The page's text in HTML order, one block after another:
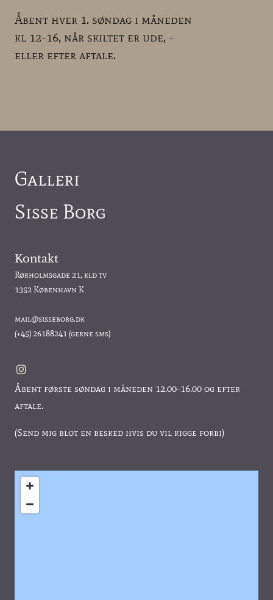
Åbent hver 1. søndag i måneden
kl 12-16, når skiltet er ude, -
eller efter aftale.
Galleri
Sisse Borg
Kontakt
Rørholmsgade 21, kld tv
1352 København K
mail@sisseborg.dk
(+45)26188241(gerne sms)
Åbent første søndag i måneden 12.00-16.00 og efter
aftale.
(Send mig blot en besked hvis du vil kigge forbi)